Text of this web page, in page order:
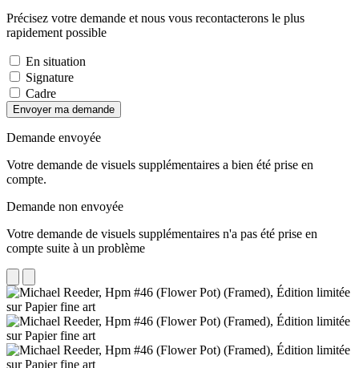
Précisez votre demande et nous vous recontacterons le plus
rapidement possible
En situation
Signature
Cadre
Envoyer ma demande
Demande envoyée
Votre demande de visuels supplémentaires a bien été prise en
compte.
Demande non envoyée
Votre demande de visuels supplémentaires n'a pas été prise en
compte suite à un problème